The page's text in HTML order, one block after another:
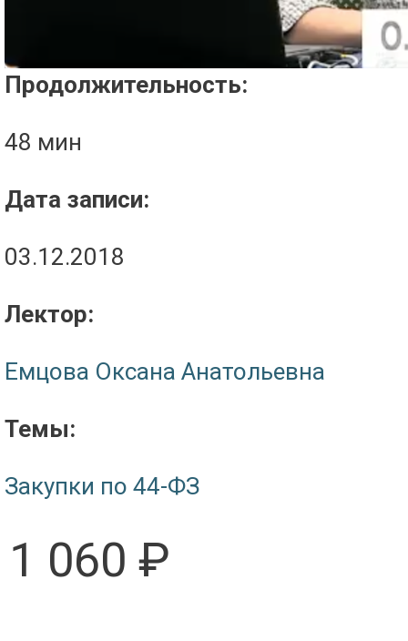
Продолжительность:
48 мин
Дата записи:
03.12.2018
Лектор:
Емцова Оксана Анатольевна
Темы:
Закупки по 44-ФЗ
1 060 ₽